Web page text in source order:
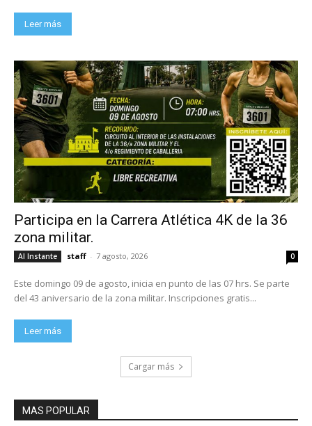
Leer más
Participa en la Carrera Atlética 4K de la 36
zona militar.
Al Instante staff - 7 agosto, 2026 0
Este domingo 09 de agosto, inicia en punto de las 07 hrs. Se parte
del 43 aniversario de la zona militar. Inscripciones gratis...
Leer más
Cargar más
MAS POPULAR